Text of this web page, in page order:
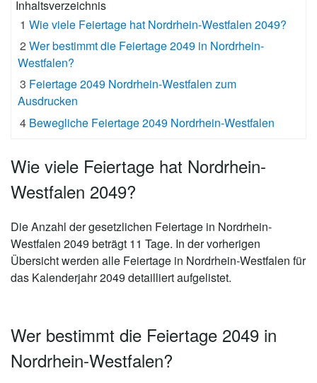
Inhaltsverzeichnis
1 Wie viele Feiertage hat Nordrhein-Westfalen 2049?
2 Wer bestimmt die Feiertage 2049 in Nordrhein-
Westfalen?
3 Feiertage 2049 Nordrhein-Westfalen zum
Ausdrucken
4 Bewegliche Feiertage 2049 Nordrhein-Westfalen
Wie viele Feiertage hat Nordrhein-
Westfalen 2049?
Die Anzahl der gesetzlichen Feiertage in Nordrhein-
Westfalen 2049 beträgt 11 Tage. In der vorherigen
Übersicht werden alle Feiertage in Nordrhein-Westfalen für
das Kalenderjahr 2049 detailliert aufgelistet.
Wer bestimmt die Feiertage 2049 in
Nordrhein-Westfalen?